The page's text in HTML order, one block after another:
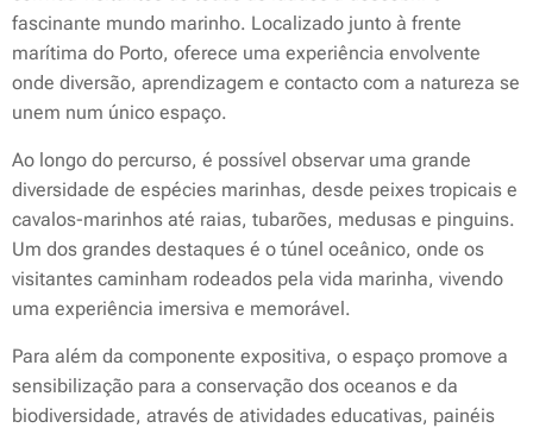
fascinante mundo marinho. Localizado junto à frente
marítima do Porto, oferece uma experiência envolvente
onde diversão, aprendizagem e contacto com a natureza se
unem num único espaço.
Ao longo do percurso, é possível observar uma grande
diversidade de espécies marinhas, desde peixes tropicais e
cavalos-marinhos até raias, tubarões, medusas e pinguins.
Um dos grandes destaques é o túnel oceânico, onde os
visitantes caminham rodeados pela vida marinha, vivendo
uma experiência imersiva e memorável.
Para além da componente expositiva, o espaço promove a
sensibilização para a conservação dos oceanos e da
biodiversidade, através de atividades educativas, painéis